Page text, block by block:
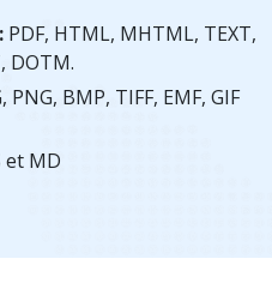
PDF, HTML, MHTML, TEXT,
DOTM.
PNG, BMP, TIFF, EMF, GIF
et MD